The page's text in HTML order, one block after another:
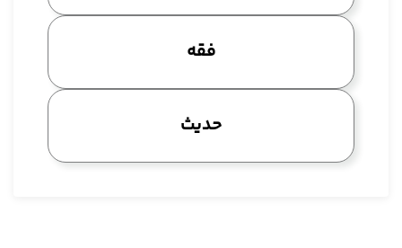
نسبتشان ورود است، مرحوم نائینی می گوید نسبتشان حکومت است،
حالا اگر شما گفتید لا تنقض الیقین بالشک را قبول نداریم، اصلا دلیل
بحث مطرح نیست، وقتی شما حجیت تعبدی از باب اخبار قبول نکردید
در خبر واحد هم حجیت تعبدی را قبول نکردید چه به عنوان خبر ثقه
کما علیه الان جمله ای از اعلام ما، حالا مع اختلاف مبنا، چه در خبر عدل
کما علیه المشهور من السنة چه در خبری که در یکی از کتب اصحاب ما
فقه
حدیث